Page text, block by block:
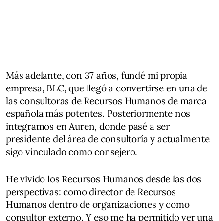
Más adelante, con 37 años, fundé mi propia
empresa, BLC, que llegó a convertirse en una de
las consultoras de Recursos Humanos de marca
española más potentes. Posteriormente nos
integramos en Auren, donde pasé a ser
presidente del área de consultoría y actualmente
sigo vinculado como consejero.
He vivido los Recursos Humanos desde las dos
perspectivas: como director de Recursos
Humanos dentro de organizaciones y como
consultor externo. Y eso me ha permitido ver una